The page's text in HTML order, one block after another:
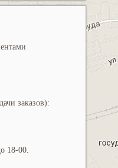
заказов):
18-00.